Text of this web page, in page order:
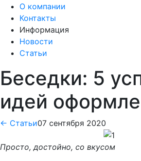
О компании
Контакты
Информация
Новости
Статьи
Беседки: 5
идей
← Статьи07 сентября 2020
Просто, достойно, со вкусом